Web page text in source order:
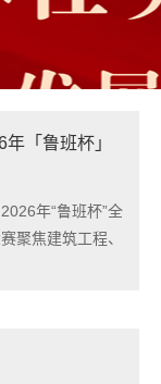
「鲁班杯」
，一等奖四
年“鲁班杯”全
聚焦建筑工程、
筑等方向，全面